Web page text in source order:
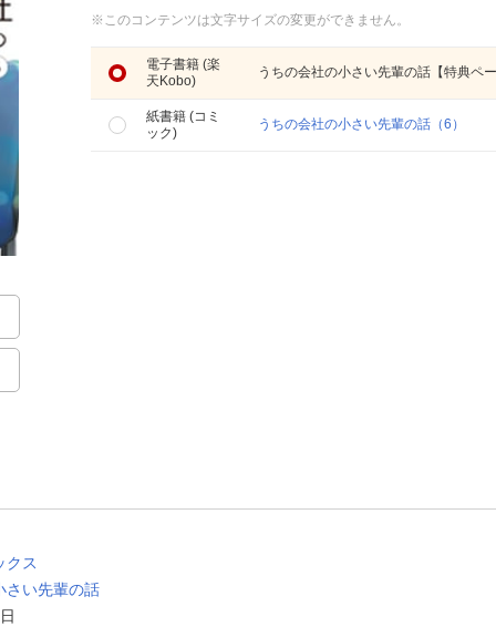
※このコンテンツは文字サイズの変更ができません。
電子書籍 (楽
天Kobo)
うちの会社の小さい先輩の話【特典ペ
紙書籍 (コミ
ック)
うちの会社の小さい先輩の話（6）
クス
さい先輩の話